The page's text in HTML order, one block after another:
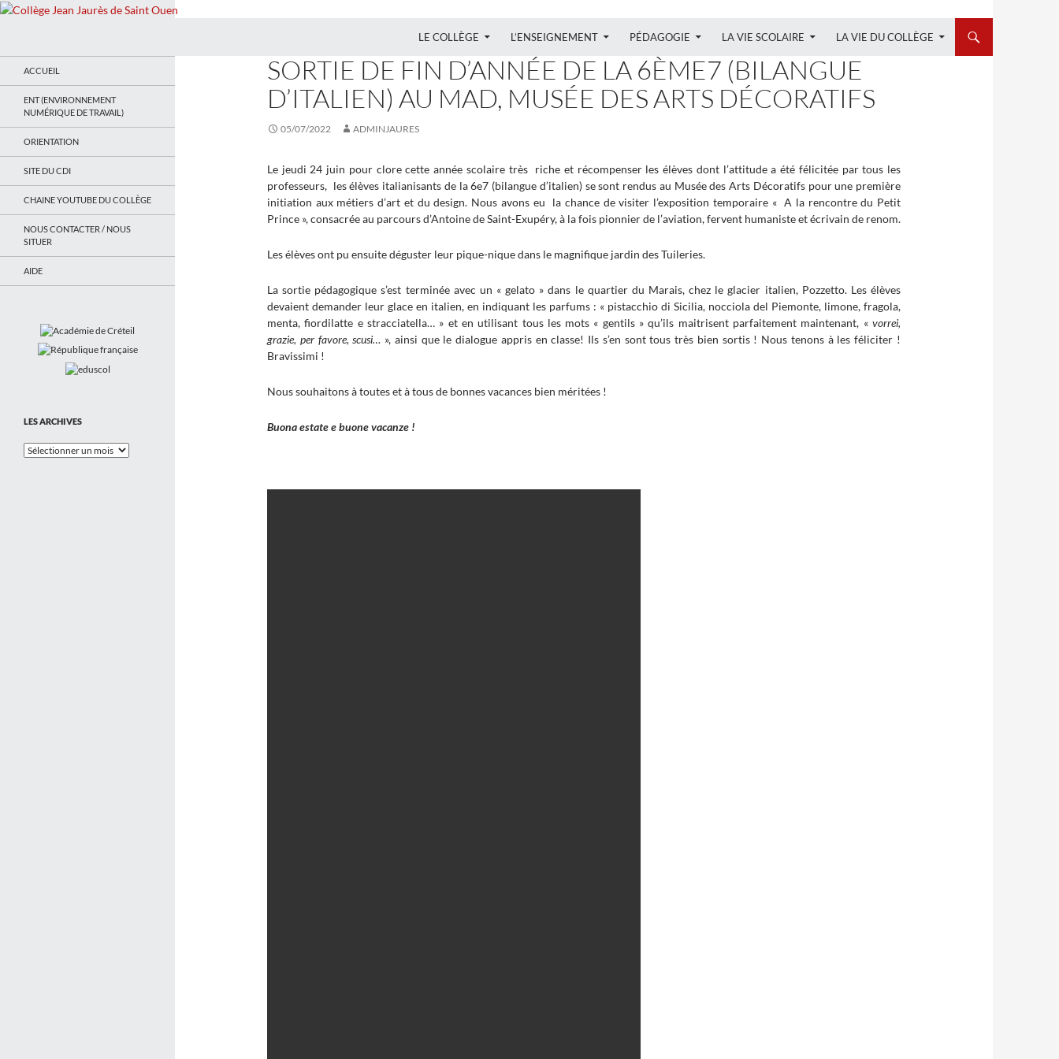
LE COLLÈGE L’ENSEIGNEMENT PÉDAGOGIE LA VIE SCOLAIRE LA VIE DU COLLÈGE
SORTIE DE FIN D’ANNÉE DE LA 6ÈME7 (BILANGUE
D’ITALIEN) AU MAD, MUSÉE DES ARTS DÉCORATIFS
05/07/2022 ADMINJAURES
Le jeudi 24 juin pour clore cette année scolaire très riche et récompenser les élèves dont l’attitude a été félicitée par tous les
professeurs, les élèves italianisants de la 6e7 (bilangue d’italien) se sont rendus au Musée des Arts Décoratifs pour une première
initiation aux métiers d’art et du design. Nous avons eu la chance de visiter l’exposition temporaire « A la rencontre du Petit
Prince », consacrée au parcours d’Antoine de Saint-Exupéry, à la fois pionnier de l’aviation, fervent humaniste et écrivain de renom.
Les élèves ont pu ensuite déguster leur pique-nique dans le magnifique jardin des Tuileries.
La sortie pédagogique s’est terminée avec un « gelato » dans le quartier du Marais, chez le glacier italien, Pozzetto. Les élèves
devaient demander leur glace en italien, en indiquant les parfums : « pistacchio di Sicilia, nocciola del Piemonte, limone, fragola,
menta, fiordilatte e stracciatella… » et en utilisant tous les mots « gentils » qu’ils maitrisent parfaitement maintenant, « vorrei,
grazie, per favore, scusi… », ainsi que le dialogue appris en classe! Ils s’en sont tous très bien sortis ! Nous tenons à les féliciter !
Bravissimi !
Nous souhaitons à toutes et à tous de bonnes vacances bien méritées !
Buona estate e buone vacanze !
ACCUEIL
ENT (ENVIRONNEMENT
NUMÉRIQUE DE TRAVAIL)
ORIENTATION
SITE DU CDI
CHAINE YOUTUBE DU COLLÈGE
NOUS CONTACTER / NOUS
SITUER
AIDE
LES ARCHIVES
Les